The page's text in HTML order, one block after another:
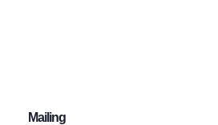
Mailing